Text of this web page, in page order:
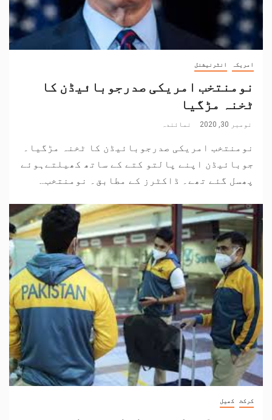
امریکہ انٹرنیشنل
نومنتخب امریکی صدرجوبائیڈن کا
ٹخنہ مڑگیا
نومبر 30, 2020 نمائندہ
نومنتخب امریکی صدرجوبائیڈن کا ٹخنہ مڑگیا۔
جوبائیڈن اپنے پالتو کتے کے ساتھ کھیلتےہوئے
پھسل گئے تھے۔ ڈاکٹرز کے مطابق۔ نومنتخب...
کرکٹ کھیل